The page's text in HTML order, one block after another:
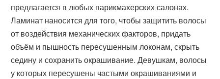
предлагается в любых парикмахерских салонах.
Ламинат наносится для того, чтобы защитить волосы
от воздействия механических факторов, придать
объём и пышность пересушенным локонам, скрыть
седину и сохранить окрашивание. Девушкам, волосы
у которых пересушены частыми окрашиваниями и